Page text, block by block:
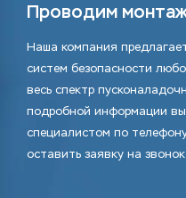
Проводим
Наша компания
систем безопасности
весь спектр
подробной информации
специалистом по
оставить заявку на